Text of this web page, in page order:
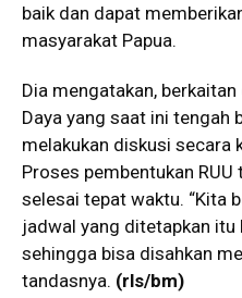
baik dan dapat
masyarakat Papua.
Dia mengatakan,
Daya yang saat ini tengah
melakukan diskusi secara
Proses pembentukan
selesai tepat waktu. “Kita
jadwal yang ditetapkan
sehingga bisa disahkan
tandasnya. (rls/bm)